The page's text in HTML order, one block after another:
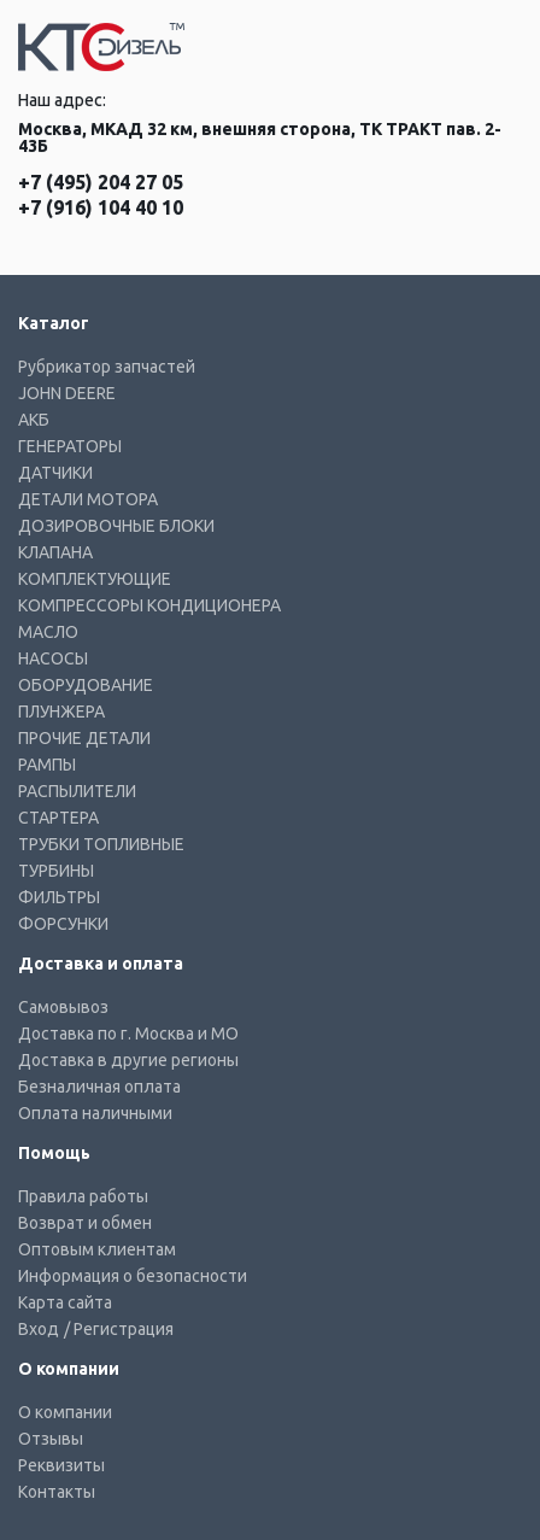
Наш адрес:
Москва, МКАД 32 км, внешняя сторона, ТК ТРАКТ пав. 2-
43Б
+7 (495) 204 27 05
+7 (916) 104 40 10
Каталог
Рубрикатор запчастей
JOHN DEERE
АКБ
ГЕНЕРАТОРЫ
ДАТЧИКИ
ДЕТАЛИ МОТОРА
ДОЗИРОВОЧНЫЕ БЛОКИ
КЛАПАНА
КОМПЛЕКТУЮЩИЕ
КОМПРЕССОРЫ КОНДИЦИОНЕРА
МАСЛО
НАСОСЫ
ОБОРУДОВАНИЕ
ПЛУНЖЕРА
ПРОЧИЕ ДЕТАЛИ
РАМПЫ
РАСПЫЛИТЕЛИ
СТАРТЕРА
ТРУБКИ ТОПЛИВНЫЕ
ТУРБИНЫ
ФИЛЬТРЫ
ФОРСУНКИ
Доставка и оплата
Самовывоз
Доставка по г. Москва и МО
Доставка в другие регионы
Безналичная оплата
Оплата наличными
Помощь
Правила работы
Возврат и обмен
Оптовым клиентам
Информация о безопасности
Карта сайта
Вход / Регистрация
О компании
О компании
Отзывы
Реквизиты
Контакты